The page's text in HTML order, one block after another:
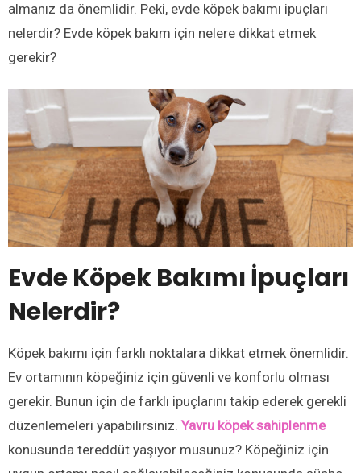
almanız da önemlidir. Peki, evde köpek bakımı ipuçları
nelerdir? Evde köpek bakım için nelere dikkat etmek
gerekir?
Evde Köpek Bakımı İpuçları
Nelerdir?
Köpek bakımı için farklı noktalara dikkat etmek önemlidir.
Ev ortamının köpeğiniz için güvenli ve konforlu olması
gerekir. Bunun için de farklı ipuçlarını takip ederek gerekli
düzenlemeleri yapabilirsiniz.Yavru köpek sahiplenme
konusunda tereddüt yaşıyor musunuz? Köpeğiniz için